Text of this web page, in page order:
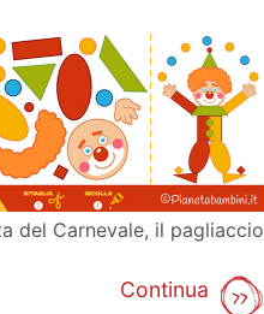
del Carnevale, il pagliaccio
Continua